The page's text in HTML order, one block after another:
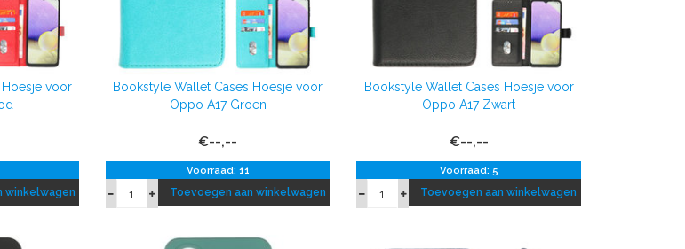
voor
winkelwagen
Bookstyle Wallet Cases Hoesje voor
Oppo A17 Groen
€--,--
Voorraad: 11
Toevoegen aan winkelwagen
Bookstyle Wallet Cases Hoesje voor
Oppo A17 Zwart
€--,--
Voorraad: 5
Toevoegen aan winkelwagen